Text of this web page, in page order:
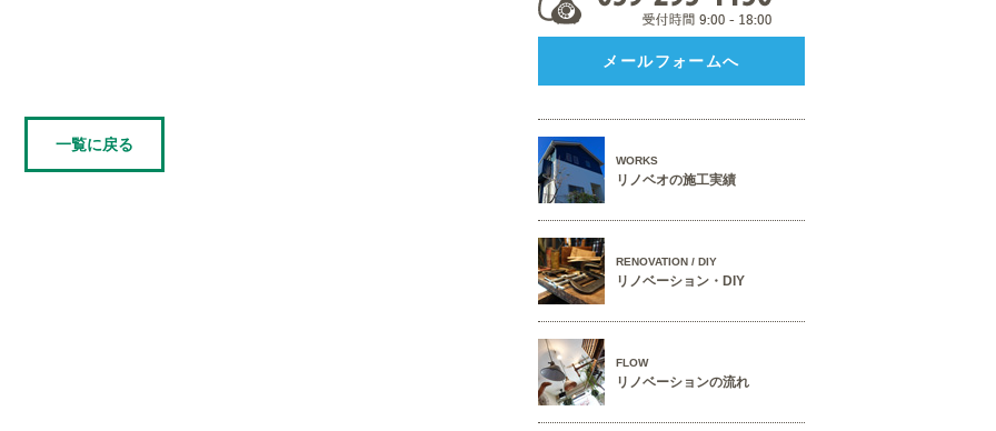
一覧に戻る
メールフォームへ
WORKS
リノベオの施工実績
RENOVATION / DIY
リノベーション・DIY
FLOW
リノベーションの流れ